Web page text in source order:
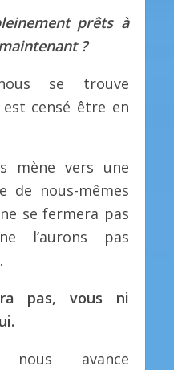
prêts à
?
se trouve
censé être en
mène vers une
de nous-mêmes
se fermera pas
l’aurons pas
pas, vous ni
nous avance